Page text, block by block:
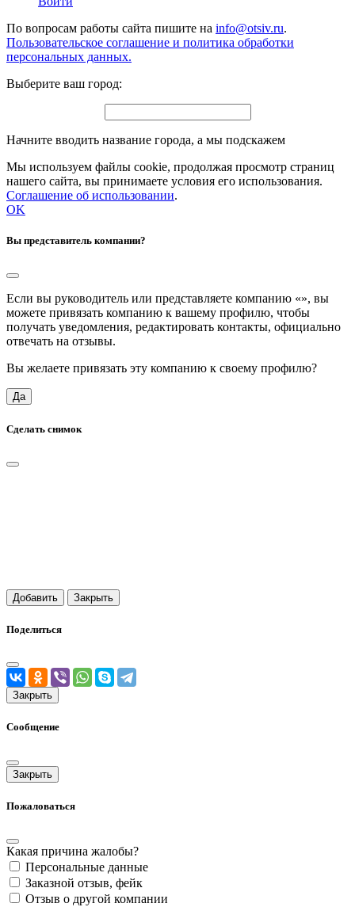
По вопросам работы сайта пишите на info@otsiv.ru.
Пользовательское соглашение и политика обработки
персональных данных.
Выберите ваш город:
Начните вводить название города, а мы подскажем
Мы используем файлы cookie, продолжая просмотр страниц
нашего сайта, вы принимаете условия его использования.
Соглашение об использовании.
OK
Вы представитель компании?
Если вы руководитель или представляете компанию «», вы
можете привязать компанию к вашему профилю, чтобы
получать уведомления, редактировать контакты, официально
отвечать на отзывы.
Вы желаете привязать эту компанию к своему профилю?
Да
Сделать снимок
Добавить Закрыть
Поделиться
Закрыть
Сообщение
Закрыть
Пожаловаться
Какая причина жалобы?
Персональные данные
Заказной отзыв, фейк
Отзыв о другой компании